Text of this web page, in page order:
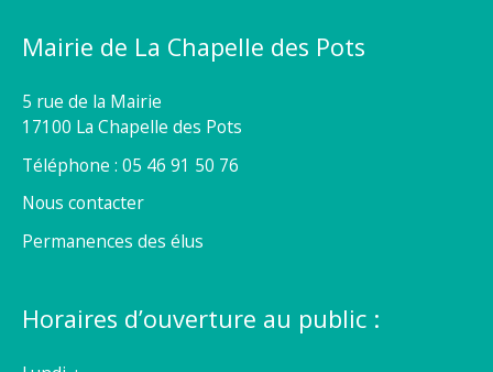
Mairie de La Chapelle des Pots
5 rue de la Mairie
17100 La Chapelle des Pots
Téléphone : 05 46 91 50 76
Nous contacter
Permanences des élus
Horaires d’ouverture au public :